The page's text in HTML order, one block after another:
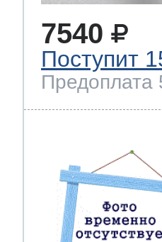
7540
Поступит
Предоплата